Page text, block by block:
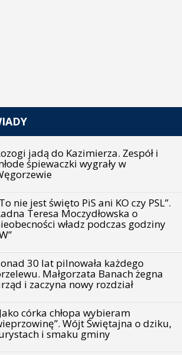
jadą do Kazimierza. Zespół i
śpiewaczki wygrały w
nie jest święto PiS ani KO czy PSL”.
Teresa Moczydłowska o
władz podczas godziny
30 lat pilnowała każdego
Małgorzata Banach żegna
i zaczyna nowy rozdział
córka chłopa wybieram
Wójt Świętajna o dziku,
i smaku gminy